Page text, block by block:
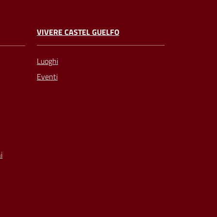
VIVERE CASTEL GUELFO
Luoghi
Eventi